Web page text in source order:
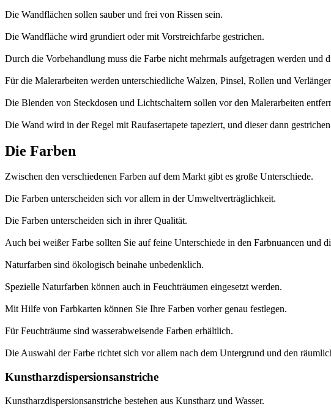
Die Wandflächen sollen sauber und frei von Rissen sein.
Die Wandfläche wird grundiert oder mit Vorstreichfarbe gestrichen.
Durch die Vorbehandlung muss die Farbe nicht mehrmals aufgetragen werden
Für die Malerarbeiten werden unterschiedliche Walzen, Pinsel, Rollen und
Die Blenden von Steckdosen und Lichtschaltern sollen vor den Malerarbeiten
Die Wand wird in der Regel mit Raufasertapete tapeziert, und dieser dann
Die Farben
Zwischen den verschiedenen Farben auf dem Markt gibt es große Unterschiede.
Die Farben unterscheiden sich vor allem in der Umweltverträglichkeit.
Die Farben unterscheiden sich in ihrer Qualität.
Auch bei weißer Farbe sollten Sie auf feine Unterschiede in den Farbnuancen und
Naturfarben sind ökologisch beinahe unbedenklich.
Spezielle Naturfarben können auch in Feuchträumen eingesetzt werden.
Mit Hilfe von Farbkarten können Sie Ihre Farben vorher genau festlegen.
Für Feuchträume sind wasserabweisende Farben erhältlich.
Die Auswahl der Farbe richtet sich vor allem nach dem Untergrund und den
Kunstharzdispersionsanstriche
Kunstharzdispersionsanstriche bestehen aus Kunstharz und Wasser.